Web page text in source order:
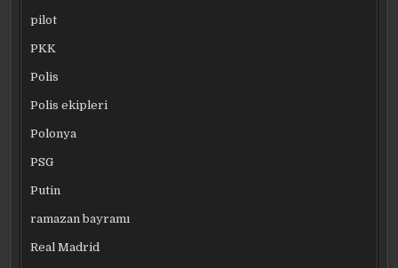
pilot
PKK
Polis
Polis ekipleri
Polonya
PSG
Putin
ramazan bayramı
Real Madrid